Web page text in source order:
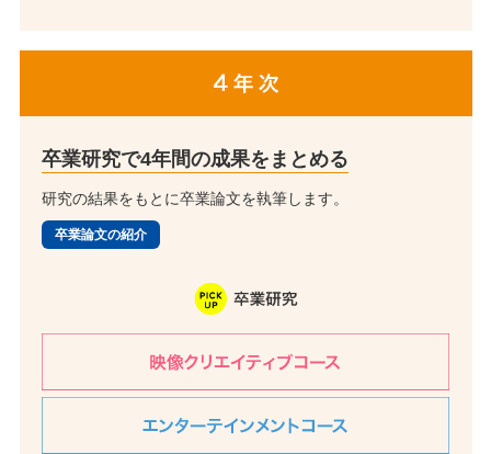
卒業研究で4年間の成果を まとめる
研究の結果をもとに卒業論文を執筆します。
卒業論文の紹介